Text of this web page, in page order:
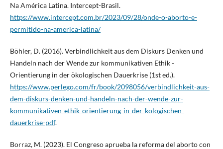
Na América Latina. Intercept-Brasil.
https://www.intercept.com.br/2023/09/28/onde-o-aborto-e-
permitido-na-america-latina/
Böhler, D. (2016). Verbindlichkeit aus dem Diskurs Denken und
Handeln nach der Wende zur kommunikativen Ethik -
Orientierung in der ökologischen Dauerkrise (1st ed.).
https://www.perlego.com/fr/book/2098056/verbindlichkeit-aus-
dem-diskurs-denken-und-handeln-nach-der-wende-zur-
kommunikativen-ethik-orientierung-in-der-kologischen-
dauerkrise-pdf.
Borraz, M. (2023). El Congreso aprueba la reforma del aborto con